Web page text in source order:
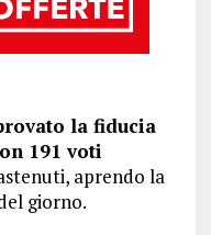
la fiducia
191 voti
aprendo la
giorno.